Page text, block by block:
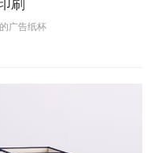
广告纸杯